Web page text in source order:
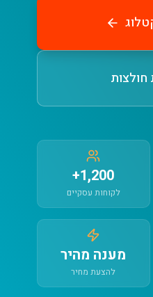
חולצות
1,200+
לקוחות עסקיים
מענה מהיר
להצעת מחיר